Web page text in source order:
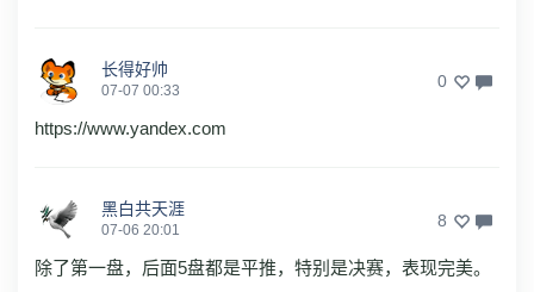
长得好帅
07-07 00:33 0
https://www.yandex.com
黑白共天涯
07-06 20:01 8
除了第一盘，后面5盘都是平推，特别是决赛，表现完美。